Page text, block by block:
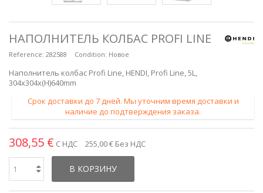
НАПОЛНИТЕЛЬ КОЛБАС PROFI LINE
Reference: 282588 Condition: Новое
Наполнитель колбас Profi Line, HENDI, Profi Line, 5L,
304x304x(H)640mm
Срок доставки до 7 дней. Мы уточним время доставки и
наличие до подтверждения заказа.
308,55 € С НДС 255,00 € Без НДС
В КОРЗИНУ